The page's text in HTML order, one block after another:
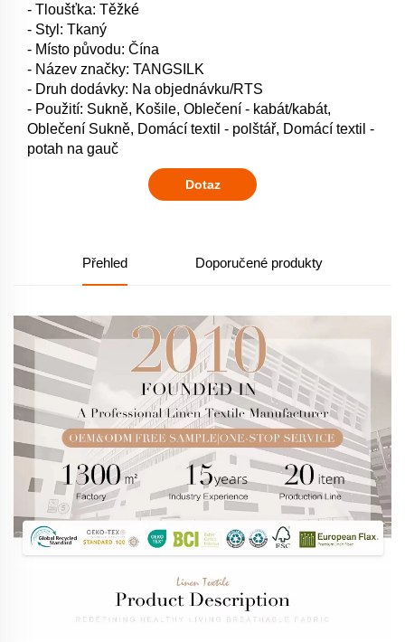
- Tloušťka: Těžké
- Styl: Tkaný
- Místo původu: Čína
- Název značky: TANGSILK
- Druh dodávky: Na objednávku/RTS
- Použití: Sukně, Košile, Oblečení - kabát/kabát,
Oblečení Sukně, Domácí textil - polštář, Domácí textil -
potah na gauč
Dotaz
Přehled Doporučené produkty